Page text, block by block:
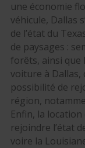
une économie
véhicule, Dallas
de l’état du
de paysages :
forêts, ainsi que
voiture à Dallas,
possibilité de
région,
Enfin, la location
rejoindre l’état
voire la